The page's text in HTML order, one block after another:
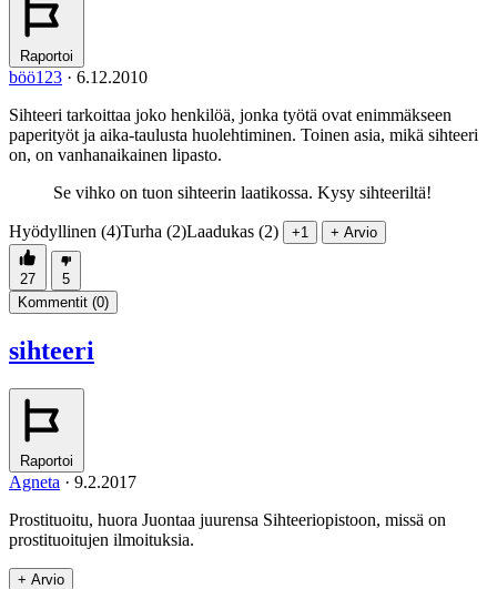
Raportoi
böö123 · 6.12.2010
Sihteeri tarkoittaa joko henkilöä, jonka työtä ovat enimmäkseen
paperityöt ja aika-taulusta huolehtiminen. Toinen asia, mikä sihteeri
on, on vanhanaikainen lipasto.
Se vihko on tuon sihteerin laatikossa. Kysy sihteeriltä!
Hyödyllinen (4)Turha (2)Laadukas (2) +1 + Arvio
27
5
Kommentit (0)
sihteeri
Raportoi
Agneta · 9.2.2017
Prostituoitu, huora Juontaa juurensa Sihteeriopistoon, missä on
prostituoitujen ilmoituksia.
+ Arvio